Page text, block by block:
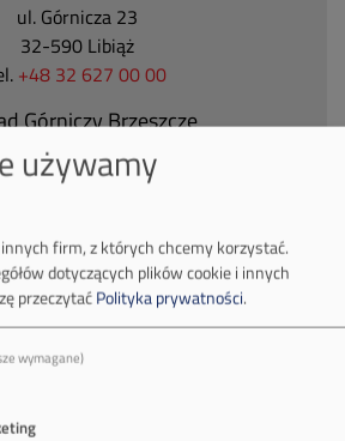
ul. Górnicza 23
32-590 Libiąż
+48 32 627 00 00
Górniczy Brzeszcze
ul.Kościuszki 1
32-620 Brzeszcze
dla mediów:
media@pkw-sa.pl
+48 32 618 56 02
piątek 7:00-15:00)
używamy
innych firm, z których chcemy korzystać.
dotyczących plików cookie i innych
przeczytaćPolityka prywatności.
wymagane)